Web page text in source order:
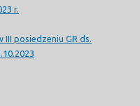
r.
posiedzeniu GR ds.